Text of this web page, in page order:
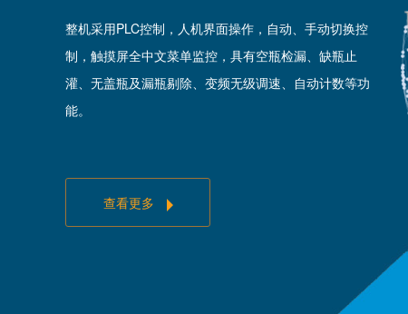
整机采用PLC控制，人机界面操作，自动、手动切换控
制，触摸屏全中文菜单监控，具有空瓶检漏、缺瓶止
灌、无盖瓶及漏瓶剔除、变频无级调速、自动计数等功
能。
查看更多